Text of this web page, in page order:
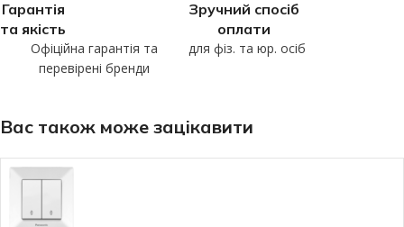
Гарантія
та якість
Офіційна гарантія та
перевірені бренди
Зручний спосіб
оплати
для фіз. та юр. осіб
Вас також може зацікавити